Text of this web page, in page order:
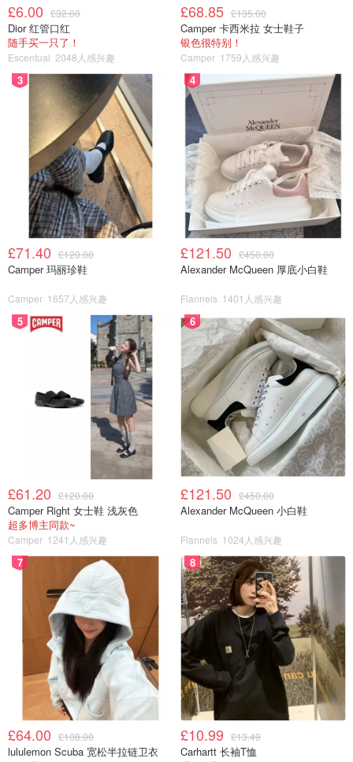
£6.00 £32.00
Dior 红管口红
随手买一只了！
Escentual 2048人感兴趣
£68.85 £135.00
Camper 卡西米拉 女士鞋子
银色很特别！
Camper 1759人感兴趣
3
£71.40 £120.00
Camper 玛丽珍鞋
Camper 1657人感兴趣
4
£121.50 £450.00
Alexander McQueen 厚底小白鞋
Flannels 1401人感兴趣
5
£61.20 £120.00
Camper Right 女士鞋 浅灰色
超多博主同款~
Camper 1241人感兴趣
6
£121.50 £450.00
Alexander McQueen 小白鞋
Flannels 1024人感兴趣
7
£64.00 £108.00
lululemon Scuba 宽松半拉链卫衣
8
£10.99 £13.49
Carhartt 长袖T恤